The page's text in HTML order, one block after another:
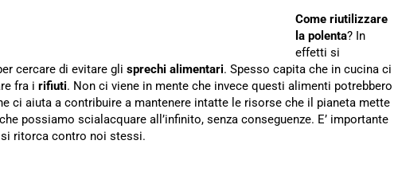
Come riutilizzare
la polenta? In
effetti si
cercare di evitare gli sprechi alimentari. Spesso capita che in cucina ci
fra i rifiuti. Non ci viene in mente che invece questi alimenti potrebbero
ci aiuta a contribuire a mantenere intatte le risorse che il pianeta mette
possiamo scialacquare all’infinito, senza conseguenze. E’ importante
ritorca contro noi stessi.